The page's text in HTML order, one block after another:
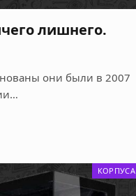
лишнего.
они были в 2007
КОРПУСА